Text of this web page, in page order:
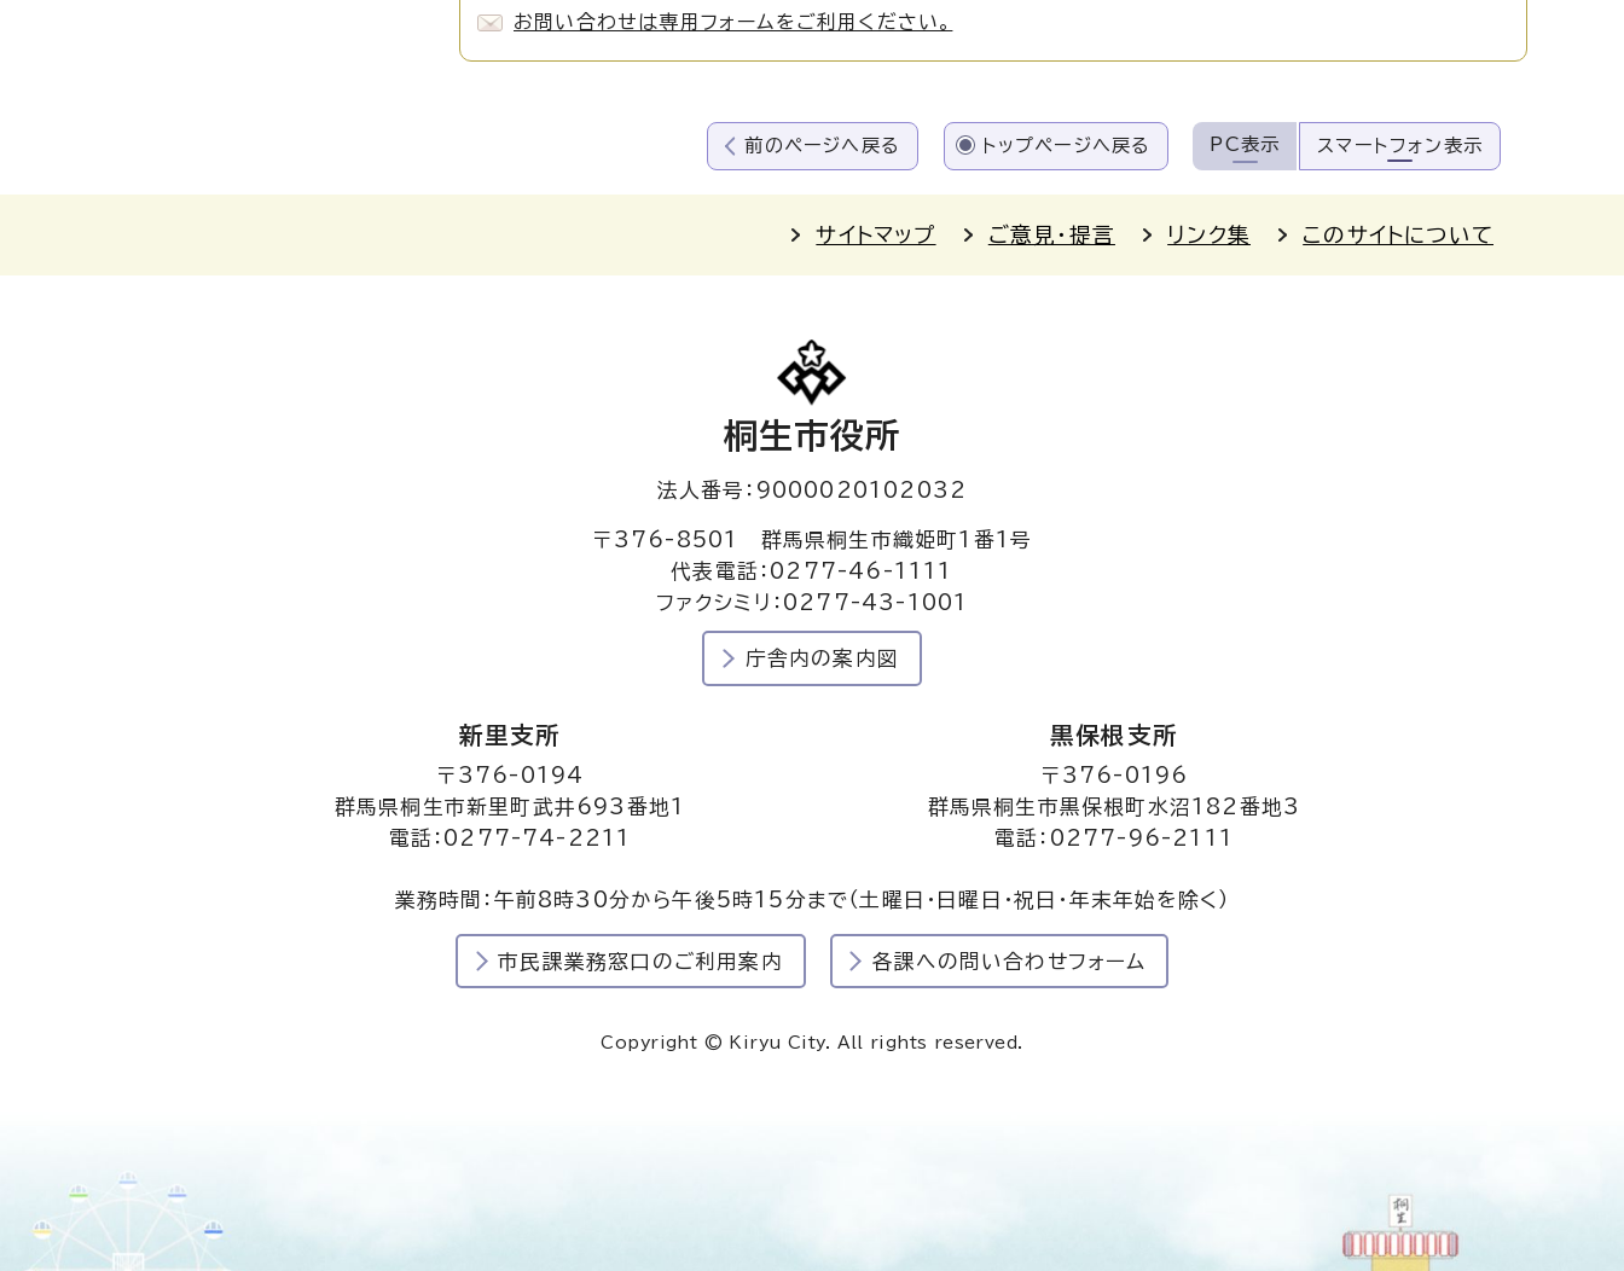
お問い合わせは専用フォームをご利用ください。
前のページへ戻る トップページへ戻る PC表示 スマートフォン表示
サイトマップ ご意見・提言 リンク集 このサイトについて
桐生市役所
法人番号：9000020102032
〒376-8501 群馬県桐生市織姫町1番1号
代表電話：0277-46-1111
ファクシミリ：0277-43-1001
庁舎内の案内図
新里支所
〒376-0194
群馬県桐生市新里町武井693番地1
電話：0277-74-2211
黒保根支所
〒376-0196
群馬県桐生市黒保根町水沼182番地3
電話：0277-96-2111
業務時間：午前8時30分から午後5時15分まで（土曜日・日曜日・祝日・年末年始を除く）
市民課業務窓口のご利用案内 各課への問い合わせフォーム
Copyright © Kiryu City. All rights reserved.